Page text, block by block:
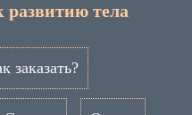
развитию тела
заказать?